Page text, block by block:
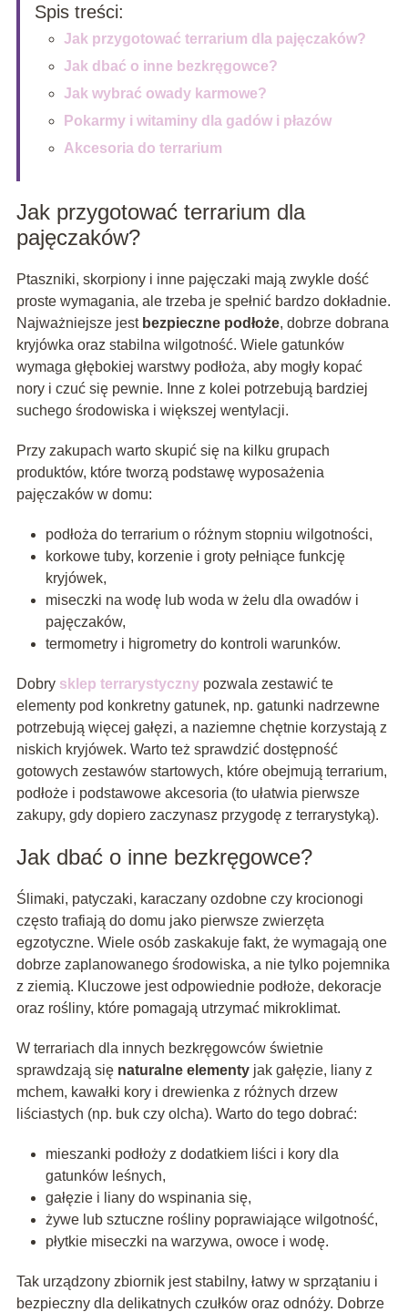
Spis treści:
Jak przygotować terrarium dla pajęczaków?
Jak dbać o inne bezkręgowce?
Jak wybrać owady karmowe?
Pokarmy i witaminy dla gadów i płazów
Akcesoria do terrarium
Jak przygotować terrarium dla
pajęczaków?
Ptaszniki, skorpiony i inne pajęczaki mają zwykle dość
proste wymagania, ale trzeba je spełnić bardzo dokładnie.
Najważniejsze jest bezpieczne podłoże, dobrze dobrana
kryjówka oraz stabilna wilgotność. Wiele gatunków
wymaga głębokiej warstwy podłoża, aby mogły kopać
nory i czuć się pewnie. Inne z kolei potrzebują bardziej
suchego środowiska i większej wentylacji.
Przy zakupach warto skupić się na kilku grupach
produktów, które tworzą podstawę wyposażenia
pajęczaków w domu:
podłoża do terrarium o różnym stopniu wilgotności,
korkowe tuby, korzenie i groty pełniące funkcję
kryjówek,
miseczki na wodę lub woda w żelu dla owadów i
pajęczaków,
termometry i higrometry do kontroli warunków.
Dobry sklep terrarystycznypozwala zestawić te
elementy pod konkretny gatunek, np. gatunki nadrzewne
potrzebują więcej gałęzi, a naziemne chętnie korzystają z
niskich kryjówek. Warto też sprawdzić dostępność
gotowych zestawów startowych, które obejmują terrarium,
podłoże i podstawowe akcesoria (to ułatwia pierwsze
zakupy, gdy dopiero zaczynasz przygodę z terrarystyką).
Jak dbać o inne bezkręgowce?
Ślimaki, patyczaki, karaczany ozdobne czy krocionogi
często trafiają do domu jako pierwsze zwierzęta
egzotyczne. Wiele osób zaskakuje fakt, że wymagają one
dobrze zaplanowanego środowiska, a nie tylko pojemnika
z ziemią. Kluczowe jest odpowiednie podłoże, dekoracje
oraz rośliny, które pomagają utrzymać mikroklimat.
W terrariach dla innych bezkręgowców świetnie
sprawdzają się naturalne elementyjak gałęzie, liany z
mchem, kawałki kory i drewienka z różnych drzew
liściastych (np. buk czy olcha). Warto do tego dobrać:
mieszanki podłoży z dodatkiem liści i kory dla
gatunków leśnych,
gałęzie i liany do wspinania się,
żywe lub sztuczne rośliny poprawiające wilgotność,
płytkie miseczki na warzywa, owoce i wodę.
Tak urządzony zbiornik jest stabilny, łatwy w sprzątaniu i
bezpieczny dla delikatnych czułków oraz odnóży. Dobrze